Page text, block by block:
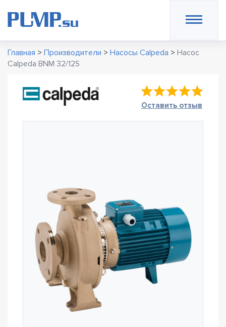
Главная > Производители > Насосы Calpeda > Насос
Calpeda BNM 32/12S
Оставить отзыв